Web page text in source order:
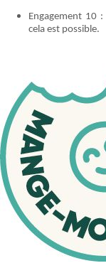
Engagement 10
cela est possible.